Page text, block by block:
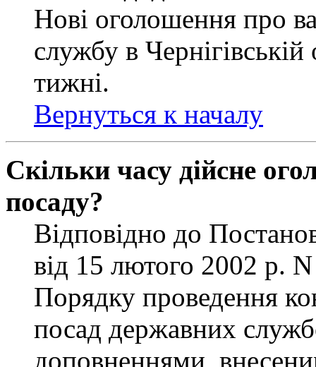
Нові оголошення про
службу в
тижні.
Вернуться к началу
Скільки часу дійсне
посаду?
Відповідно до
від 15 лютого 2002 р.
Порядку проведення
посад державних
доповненнями,